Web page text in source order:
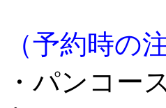
（予約時の
・パンコー